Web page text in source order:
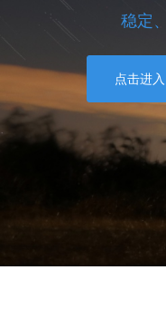
稳定
点击进入